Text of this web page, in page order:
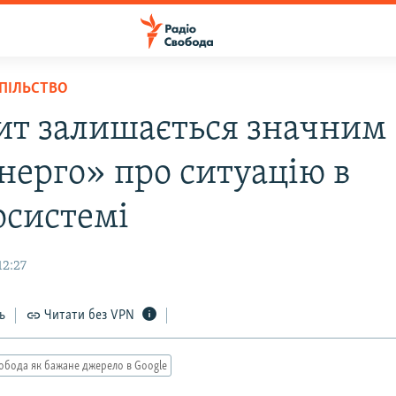
залишається значним
про ситуацію в
Читати без VPN
як бажане джерело в Google